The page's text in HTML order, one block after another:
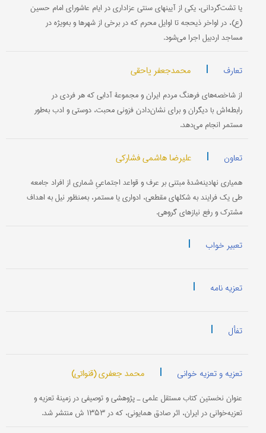
یا تشت‌گردانی، یکی از آیینهای سنتی عزاداری در ایام عاشورای امام حسین
(ع)، در اواخر ذیحجه تا اوایل محرم که در برخی از شهرها و به‌ویژه در
مساجد اردبیل اجرا می‌شود.
تعارف | محمدجعفر یاحقی
از شاخصه‌های فرهنگ مردم ایران و مجموعۀ آدابی که هر فردی در
رابطه‌اش با دیگران و برای نشان‌دادن فزونی محبت، دوستی و ادب به‌طور
مستمر انجام می‌دهد.
تعاون | علیرضا هاشمی فشارکی
همیاری نهادینه‌شدۀ مبتنی بر عرف و قواعد اجتماعیِ شماری از افراد جامعه
طی یک فرایند به شکلهای مقطعی، ادواری یا مستمر، به‌منظور نیل به اهداف
مشترک و رفع نیازهای گروهی.
تعبیر خواب |
تعزیه نامه |
تفأل |
تعزیه و تعزیه خوانی | محمد جعفری (قنواتی)
عنوان نخستین کتاب مستقل علمی ـ پژوهشی و توصیفی در زمینۀ تعزیه و
تعزیه‌خوانی در ایران، اثر صادق همایونی، که در ۱۳۵۳ ش منتشر شد.